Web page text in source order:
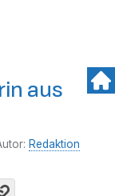
aus
Redaktion